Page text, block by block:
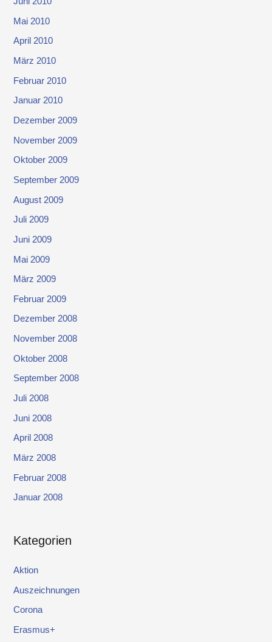
Mai 2010
April 2010
März 2010
Februar 2010
Januar 2010
Dezember 2009
November 2009
Oktober 2009
September 2009
August 2009
Juli 2009
Juni 2009
Mai 2009
März 2009
Februar 2009
Dezember 2008
November 2008
Oktober 2008
September 2008
Juli 2008
Juni 2008
April 2008
März 2008
Februar 2008
Januar 2008
Kategorien
Aktion
Auszeichnungen
Corona
Erasmus+